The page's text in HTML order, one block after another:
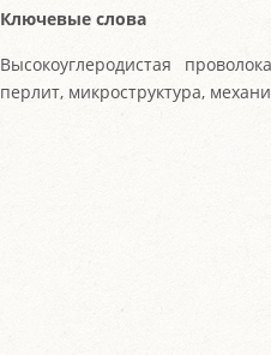
Ключевые слова
Высокоуглеродистая
перлит, микроструктура,